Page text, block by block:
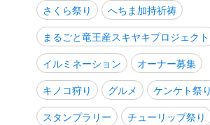
さくら祭り
へちま加持祈祷
まるごと竜王産スキヤキプロジェクト
イルミネーション
オーナー募集
キノコ狩り
グルメ
ケンケト祭り
スタンプラリー
チューリップ祭り